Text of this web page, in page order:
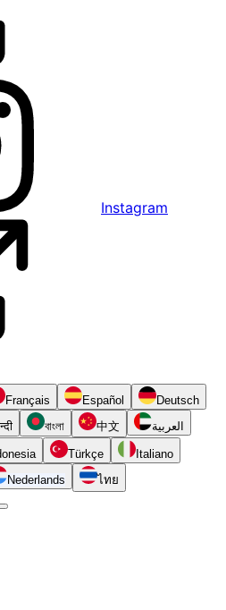
Instagram
Français Español
Deutsch
বাংলা 中文 العربية
Türkçe
Italiano
Nederlands
ไทย